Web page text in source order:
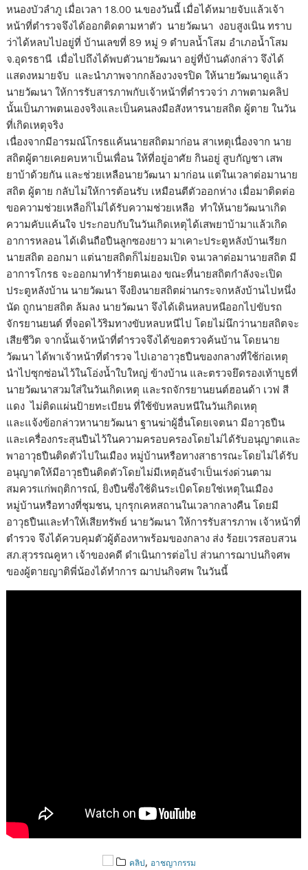
หนองบัวลำภู เมื่อเวลา 18.00 น.ของวันนี้ เมื่อได้หมายจับแล้วเจ้า
หน้าที่ตำรวจจึงได้ออกติดตามหาตัว นายวัฒนา งอบสูงเนิน ทราบ
ว่าได้หลบไปอยู่ที่ บ้านเลขที่ 89 หมู่ 9 ตำบลน้ำโสม อำเภอน้ำโสม
จ.อุดรธานี เมื่อไปถึงได้พบตัวนายวัฒนา อยู่ที่บ้านดังกล่าว จึงได้
แสดงหมายจับ และนำภาพจากกล้องวงจรปิด ให้นายวัฒนาดูแล้ว
นายวัฒนา ให้การรับสารภาพกับเจ้าหน้าที่ตำรวจว่า ภาพตามคลิป
นั้นเป็นภาพตนเองจริงและเป็นคนลงมือสังหารนายสถิต ผู้ตาย ในวัน
ที่เกิดเหตุจริง
เนื่องจากมีอารมณ์โกรธแค้นนายสถิตมาก่อน สาเหตุเนื่องจาก นาย
สถิตผู้ตายเคยคบหาเป็นเพื่อน ให้ที่อยู่อาศัย กินอยู่ สูบกัญชา เสพ
ยาบ้าด้วยกัน และช่วยเหลือนายวัฒนา มาก่อน แต่ในเวลาต่อมานาย
สถิต ผู้ตาย กลับไม่ให้การต้อนรับ เหมือนตีตัวออกห่าง เมื่อมาติดต่อ
ขอความช่วยเหลือก็ไม่ได้รับความช่วยเหลือ ทำให้นายวัฒนาเกิด
ความคับแค้นใจ ประกอบกับในวันเกิดเหตุได้เสพยาบ้ามาแล้วเกิด
อาการหลอน ได้เดินถือปืนลูกซองยาว มาเคาะประตูหลังบ้านเรียก
นายสถิต ออกมา แต่นายสถิตก็ไม่ยอมเปิด จนเวลาต่อมานายสถิต มี
อาการโกรธ จะออกมาทำร้ายตนเอง ขณะที่นายสถิตกำลังจะเปิด
ประตูหลังบ้าน นายวัฒนา จึงยิงนายสถิตผ่านกระจกหลังบ้านไปหนึ่ง
นัด ถูกนายสถิต ล้มลง นายวัฒนา จึงได้เดินหลบหนีออกไปขับรถ
จักรยานยนต์ ที่จอดไว้ริมทางขับหลบหนีไป โดยไม่นึกว่านายสถิตจะ
เสียชีวิต จากนั้นเจ้าหน้าที่ตำรวจจึงได้ขอตรวจค้นบ้าน โดยนาย
วัฒนา ได้พาเจ้าหน้าที่ตำรวจ ไปเอาอาวุธปืนของกลางที่ใช้ก่อเหตุ
นำไปซุกซ่อนไว้ในโอ่งน้ำใบใหญ่ ข้างบ้าน และตรวจยึดรองเท้าบูธที่
นายวัฒนาสวมใส่ในวันเกิดเหตุ และรถจักรยานยนต์ฮอนด้า เวฟ สี
แดง ไม่ติดแผ่นป้ายทะเบียน ที่ใช้ขับหลบหนีในวันเกิดเหตุ
และแจ้งข้อกล่าวหานายวัฒนา ฐานฆ่าผู้อื่นโดยเจตนา มีอาวุธปืน
และเครื่องกระสุนปืนไว้ในความครอบครองโดยไม่ได้รับอนุญาตและ
พาอาวุธปืนติดตัวไปในเมือง หมู่บ้านหรือทางสาธารณะโดยไม่ได้รับ
อนุญาตให้มีอาวุธปืนติดตัวโดยไม่มีเหตุอันจำเป็นเร่งด่วนตาม
สมควรแก่พฤติการณ์, ยิงปืนซึ่งใช้ดินระเบิดโดยใช่เหตุในเมือง
หมู่บ้านหรือทางที่ชุมชน, บุกรุกเคหสถานในเวลากลางคืน โดยมี
อาวุธปืนและทำให้เสียทรัพย์ นายวัฒนา ให้การรับสารภาพ เจ้าหน้าที่
ตำรวจ จึงได้ควบคุมตัวผู้ต้องหาพร้อมของกลาง ส่ง ร้อยเวรสอบสวน
สภ.สุวรรณคูหา เจ้าของคดี ดำเนินการต่อไป ส่วนการฌาปนกิจศพ
ของผู้ตายญาติพี่น้องได้ทำการ ฌาปนกิจศพ ในวันนี้
คลิป, อาชญากรรม